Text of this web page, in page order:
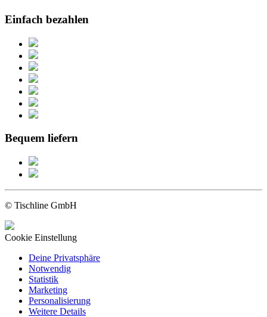
Einfach bezahlen
Bequem liefern
© Tischline GmbH
Cookie Einstellung
Deine Privatsphäre
Notwendig
Statistik
Marketing
Personalisierung
Weitere Details